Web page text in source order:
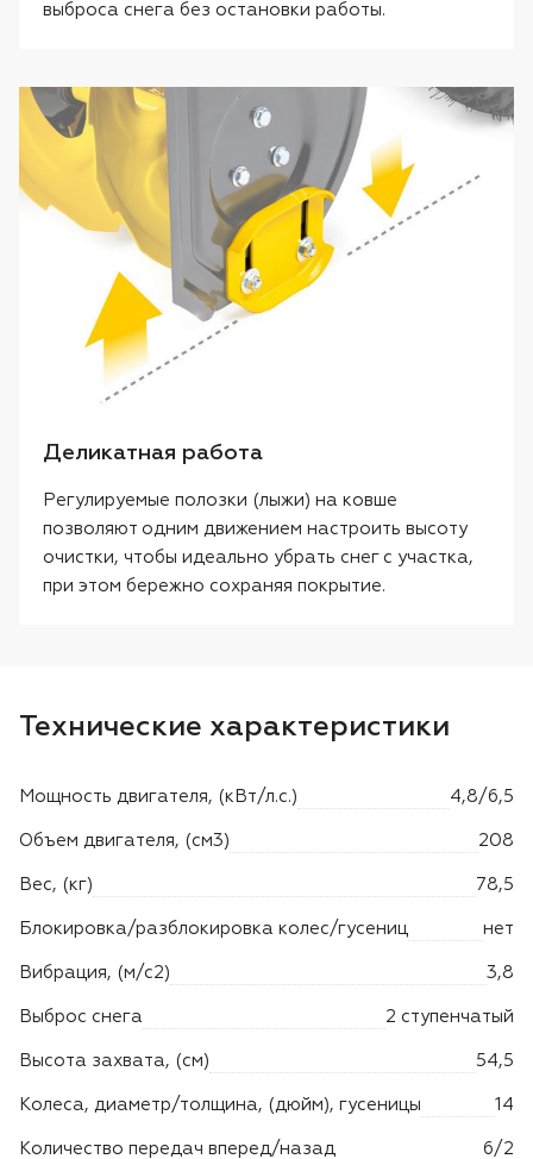
выброса снега без остановки работы.
Деликатная работа
Регулируемые полозки (лыжи) на ковше
позволяют одним движением настроить высоту
очистки, чтобы идеально убрать снег с участка,
при этом бережно сохраняя покрытие.
Технические характеристики
Мощность двигателя, (кВт/л.с.) 4,8/6,5
Объем двигателя, (см3) 208
Вес, (кг) 78,5
Блокировка/разблокировка колес/гусениц нет
Вибрация, (м/с2) 3,8
Выброс снега 2 ступенчатый
Высота захвата, (см) 54,5
Колеса, диаметр/толщина, (дюйм), гусеницы 14
Количество передач вперед/назад 6/2